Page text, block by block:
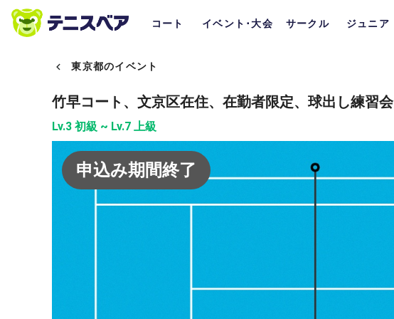
コート イベント･大会 サークル ジュニア
東京都のイベント
竹早コート、文京区在住、在勤者限定、球出し練習会
Lv.3 初級 ~ Lv.7 上級
申込み期間終了